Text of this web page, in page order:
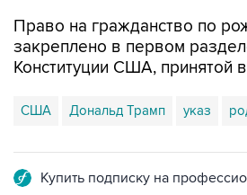
Конституции США, принятой в
США Дональд Трамп указ
Подписаться на рассылку